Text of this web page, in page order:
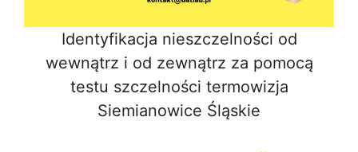
Identyfikacja nieszczelności od
wewnątrz i od zewnątrz za pomocą
testu szczelności termowizja
Siemianowice Śląskie